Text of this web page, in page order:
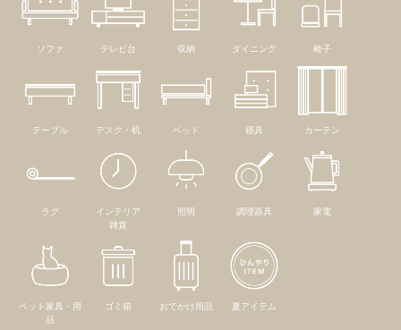
ソファ テレビ台 収納 ダイニング 椅子
テーブル デスク・机 ベッド 寝具 カーテン
ラグ
インテリア
雑貨
照明 調理器具 家電
ペット家具・用
品
ゴミ箱 おでかけ用品 夏アイテム